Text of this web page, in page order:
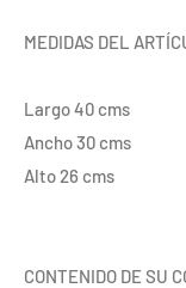
MEDIDAS DEL
Largo 40 cms
Ancho 30 cms
Alto 26 cms
CONTENIDO DE SU